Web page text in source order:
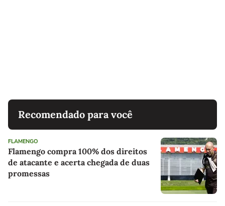
Recomendado para você
FLAMENGO
Flamengo compra 100% dos direitos
de atacante e acerta chegada de duas
promessas